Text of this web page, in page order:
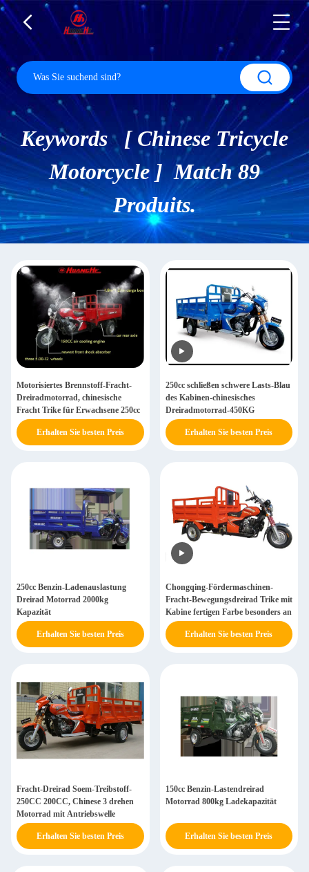
Keywords [ Chinese Tricycle
Motorcycle ] Match 89
Produits.
Motorisiertes Brennstoff-Fracht-
Dreiradmotorrad, chinesische
Fracht Trike für Erwachsene 250cc
Erhalten Sie besten Preis
250cc schließen schwere Lasts-Blau
des Kabinen-chinesisches
Dreiradmotorrad-450KG
Erhalten Sie besten Preis
250cc Benzin-Ladenauslastung
Dreirad Motorrad 2000kg
Kapazität
Erhalten Sie besten Preis
Chongqing-Fördermaschinen-
Fracht-Bewegungsdreirad Trike mit
Kabine fertigen Farbe besonders an
Erhalten Sie besten Preis
Fracht-Dreirad Soem-Treibstoff-
250CC 200CC, Chinese 3 drehen
Motorrad mit Antriebswelle
Erhalten Sie besten Preis
150cc Benzin-Lastendreirad
Motorrad 800kg Ladekapazität
Erhalten Sie besten Preis